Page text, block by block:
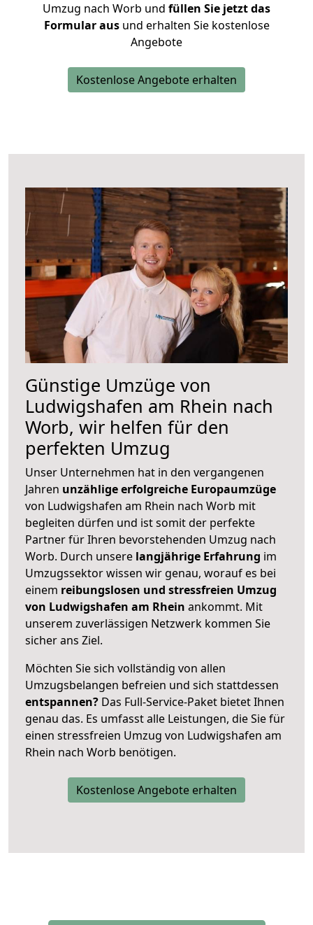
Umzug nach Worb und füllen Sie jetzt das
Formular ausund erhalten Sie kostenlose
Angebote
Kostenlose Angebote erhalten
Günstige Umzüge von
Ludwigshafen am Rhein nach
Worb, wir helfen für den
perfekten Umzug
Unser Unternehmen hat in den vergangenen
Jahren unzählige erfolgreiche Europaumzüge
von Ludwigshafen am Rhein nach Worb mit
begleiten dürfen und ist somit der perfekte
Partner für Ihren bevorstehenden Umzug nach
Worb. Durch unsere langjährige Erfahrung im
Umzugssektor wissen wir genau, worauf es bei
einem reibungslosen und stressfreien Umzug
von Ludwigshafen am Rhein ankommt. Mit
unserem zuverlässigen Netzwerk kommen Sie
sicher ans Ziel.
Möchten Sie sich vollständig von allen
Umzugsbelangen befreien und sich stattdessen
entspannen? Das Full-Service-Paket bietet Ihnen
genau das. Es umfasst alle Leistungen, die Sie für
einen stressfreien Umzug von Ludwigshafen am
Rhein nach Worb benötigen.
Kostenlose Angebote erhalten